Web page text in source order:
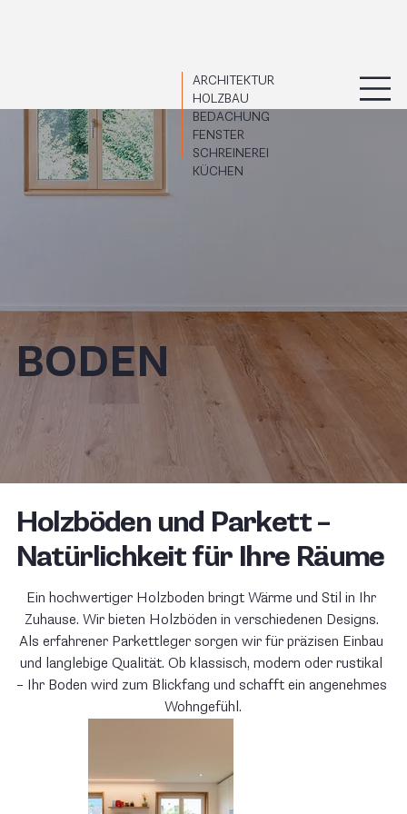
ARCHITEKTUR
HOLZBAU
BEDACHUNG
FENSTER
SCHREINEREI
KÜCHEN
BODEN
Holzböden und Parkett –
Natürlichkeit für Ihre Räume
Ein hochwertiger Holzboden bringt Wärme und Stil in Ihr
Zuhause. Wir bieten Holzböden in verschiedenen Designs.
Als erfahrener Parkettleger sorgen wir für präzisen Einbau
und langlebige Qualität. Ob klassisch, modern oder rustikal
– Ihr Boden wird zum Blickfang und schafft ein angenehmes
Wohngefühl.